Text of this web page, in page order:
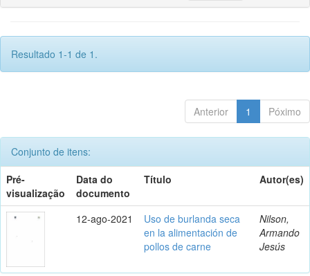
Resultado 1-1 de 1.
Anterior 1 Póximo
Conjunto de itens:
Pré-
visualização
Data do
documento
Título Autor(es)
12-ago-2021
Uso de burlanda seca
en la alimentación de
pollos de carne
Nilson,
Armando
Jesús